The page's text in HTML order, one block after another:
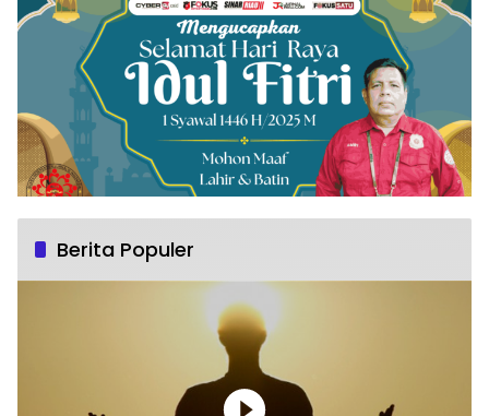
CYBER24.CO.ID